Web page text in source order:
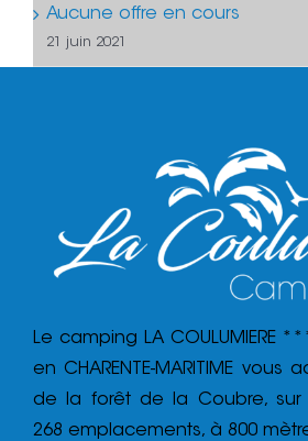
Aucune offre en cours
21 juin 2021
Le camping LA COULUMIERE
en CHARENTE-MARITIME
de la forêt de la Coubre, sur
268 emplacements, à 800